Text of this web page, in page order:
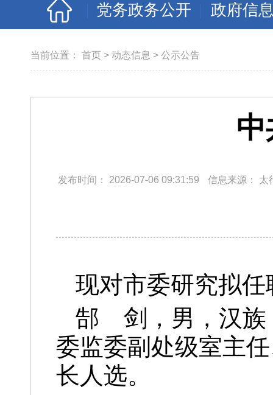
党务政务公开 政府信
当前位置： 首页 > 动态信息 > 公示公告
发布时间： 2026-07-06 09:31:59 信息来源： 太
现对市委研究拟
郜 剑，男，汉族
委监委副处级室主
长人选。